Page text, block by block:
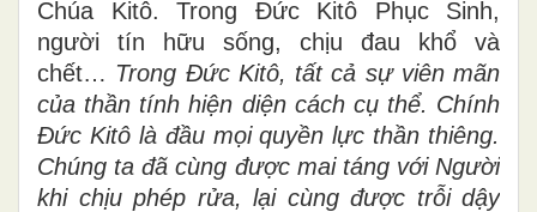
trích thư của thánh Phaolô tông đồ gửi tín
hữu Côlôxê: Niềm tin của chúng ta vào
Chúa Kitô. Trong Đức Kitô Phục Sinh,
người tín hữu sống, chịu đau khổ và
chết…Trong Đức Kitô, tất cả sự viên mãn
của thần tính hiện diện cách cụ thể. Chính
Đức Kitô là đầu mọi quyền lực thần thiêng.